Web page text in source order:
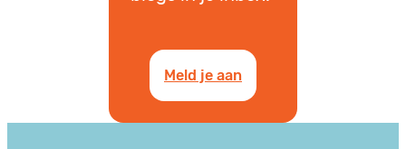
Meld je aan